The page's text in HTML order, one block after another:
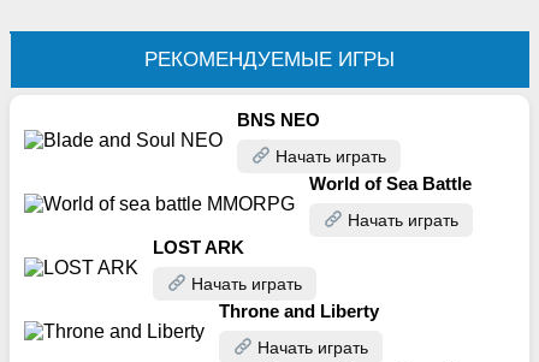
РЕКОМЕНДУЕМЫЕ ИГРЫ
BNS NEO
Начать играть
World of Sea Battle
Начать играть
LOST ARK
Начать играть
Throne and Liberty
Начать играть